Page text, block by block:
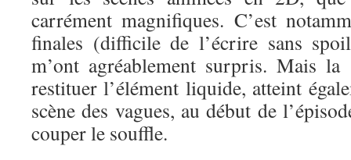
carrément magnifiques. C’est
finales (difficile de l’écrire sans
m’ont agréablement surpris. Mais
restituer l’élément liquide, atteint
scène des vagues, au début de
couper le souffle.